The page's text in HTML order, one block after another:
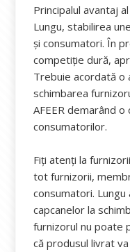
Principalul avantaj
Lungu, stabilirea
și consumatori. În
competiție dură,
Trebuie acordată
schimbarea
AFEER demarând
consumatorilor.
Fiți atenți la
tot furnizorii,
consumatori.
capcanelor la
furnizorul nu poate
că produsul livrat